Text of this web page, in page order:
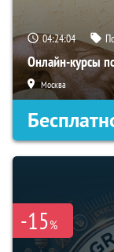
04:24:03
Онлайн-курсы
Москва
-15%